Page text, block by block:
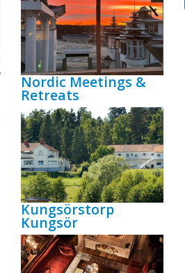
Nordic Meetings &
Retreats
Kungsörstorp
Kungsör